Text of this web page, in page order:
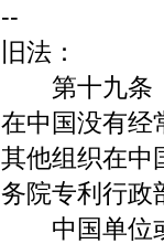
--
旧法：
第十九条
在中国没有经
其他组织在中
务院专利行政
中国单位或